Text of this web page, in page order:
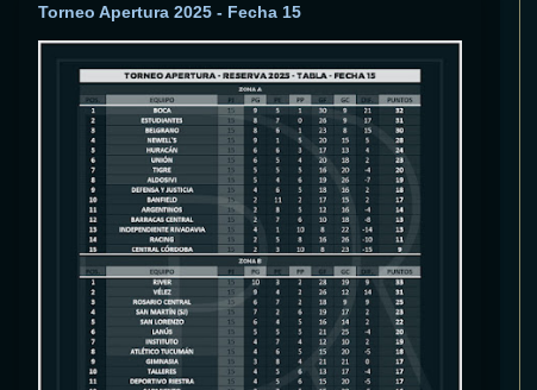
Torneo Apertura 2025 - Fecha 15